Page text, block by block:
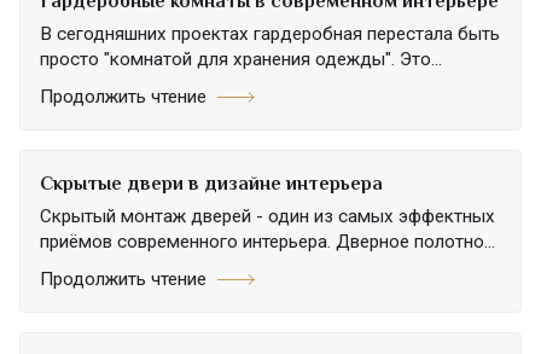
В сегодняшних проектах гардеробная перестала быть
просто "комнатой для хранения одежды". Это...
Продолжить чтение
Скрытые двери в дизайне интерьера
Скрытый монтаж дверей - один из самых эффектных
приёмов современного интерьера. Дверное полотно...
Продолжить чтение